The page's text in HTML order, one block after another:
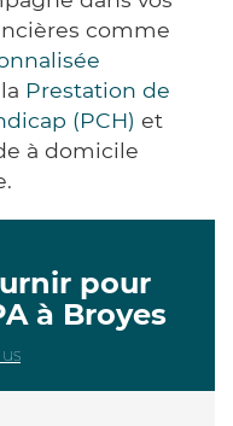
comme
Prestation de
(PCH) et
à domicile
pour
à Broyes